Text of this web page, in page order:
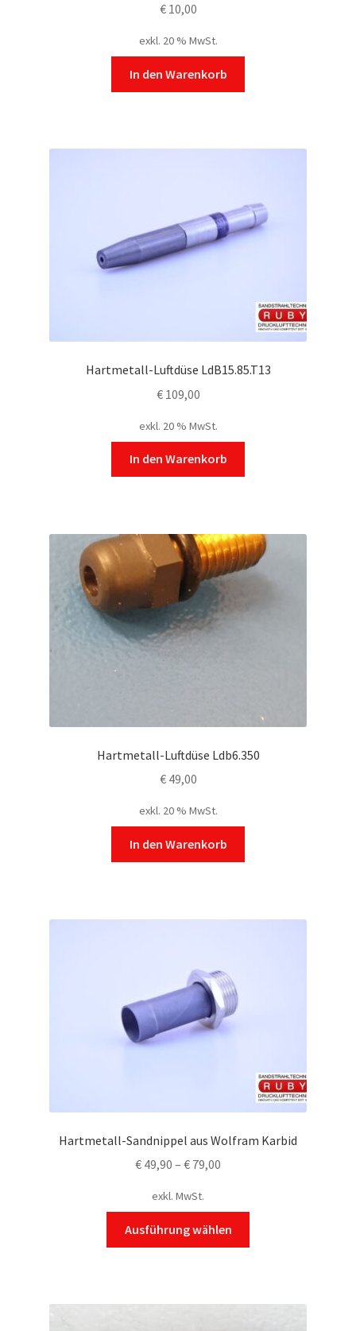
€10,00
exkl. 20 % MwSt.
In den Warenkorb
Hartmetall-Luftdüse LdB15.85.T13
€109,00
exkl. 20 % MwSt.
In den Warenkorb
Hartmetall-Luftdüse Ldb6.350
€49,00
exkl. 20 % MwSt.
In den Warenkorb
Hartmetall-Sandnippel aus Wolfram Karbid
€ 49,90 – € 79,00
exkl. MwSt.
Ausführung wählen
Varianten